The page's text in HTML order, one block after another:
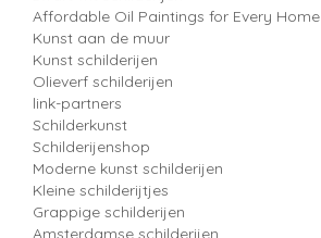
Affordable Oil Paintings for Every Home
Kunst aan de muur
Kunst schilderijen
Olieverf schilderijen
link-partners
Schilderkunst
Schilderijenshop
Moderne kunst schilderijen
Kleine schilderijtjes
Grappige schilderijen
Amsterdamse schilderijen